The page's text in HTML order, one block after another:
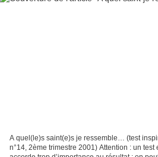
A quel(le)s saint(e)s je ressemble… (test
n°14, 2ème trimestre 2001) Attention : un